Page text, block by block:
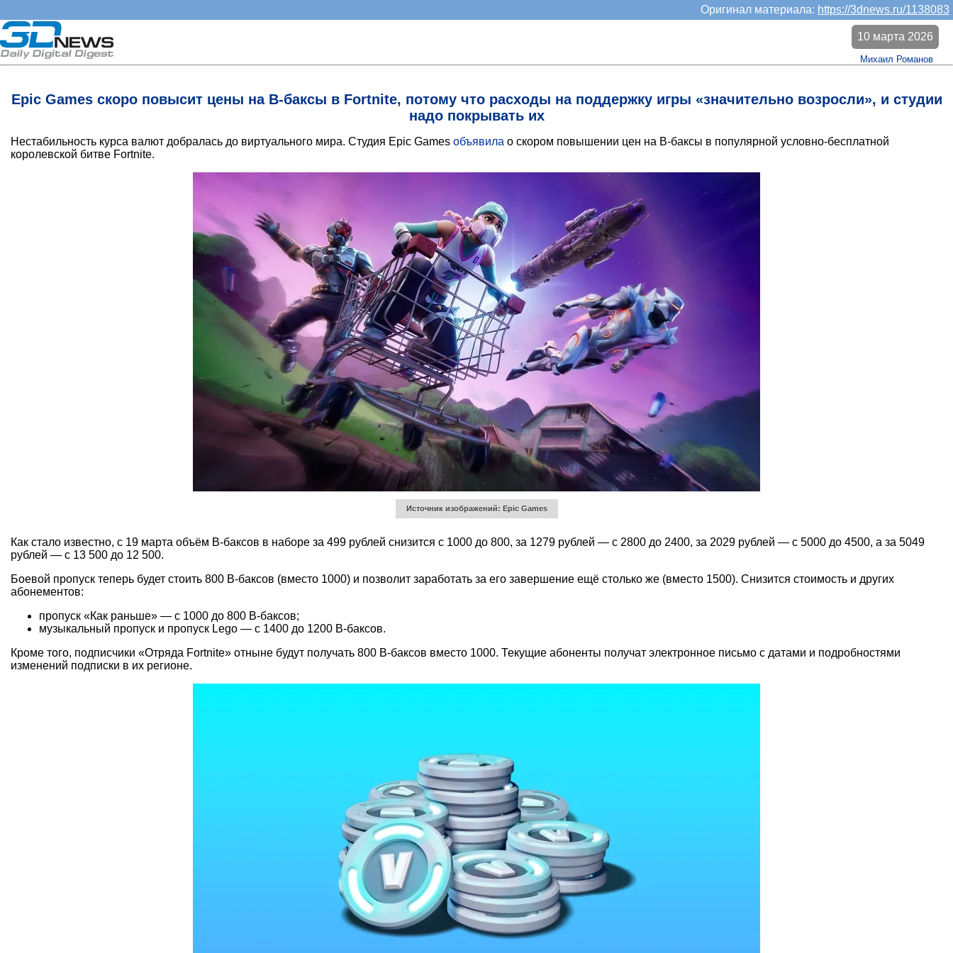
Оригинал материала: https://3dnews.ru/1138083
Epic Games скоро повысит цены на В-баксы в Fortnite, потому что расходы на поддержку игры «значительно возросли», и студии
надо покрывать их
10 марта 2026
Михаил Романов
Нестабильность курса валют добралась до виртуального мира. Студия Epic Games объявила о скором повышении цен на В-баксы в популярной условно-бесплатной
королевской битве Fortnite.
Источник изображений: Epic Games
Как стало известно, с 19 марта объём В-баксов в наборе за 499 рублей снизится с 1000 до 800, за 1279 рублей — с 2800 до 2400, за 2029 рублей — с 5000 до 4500, а за 5049
рублей — с 13 500 до 12 500.
Боевой пропуск теперь будет стоить 800 В-баксов (вместо 1000) и позволит заработать за его завершение ещё столько же (вместо 1500). Снизится стоимость и других
абонементов:
пропуск «Как раньше» — с 1000 до 800 В-баксов;
музыкальный пропуск и пропуск Lego — с 1400 до 1200 В-баксов.
Кроме того, подписчики «Отряда Fortnite» отныне будут получать 800 В-баксов вместо 1000. Текущие абоненты получат электронное письмо с датами и подробностями
изменений подписки в их регионе.